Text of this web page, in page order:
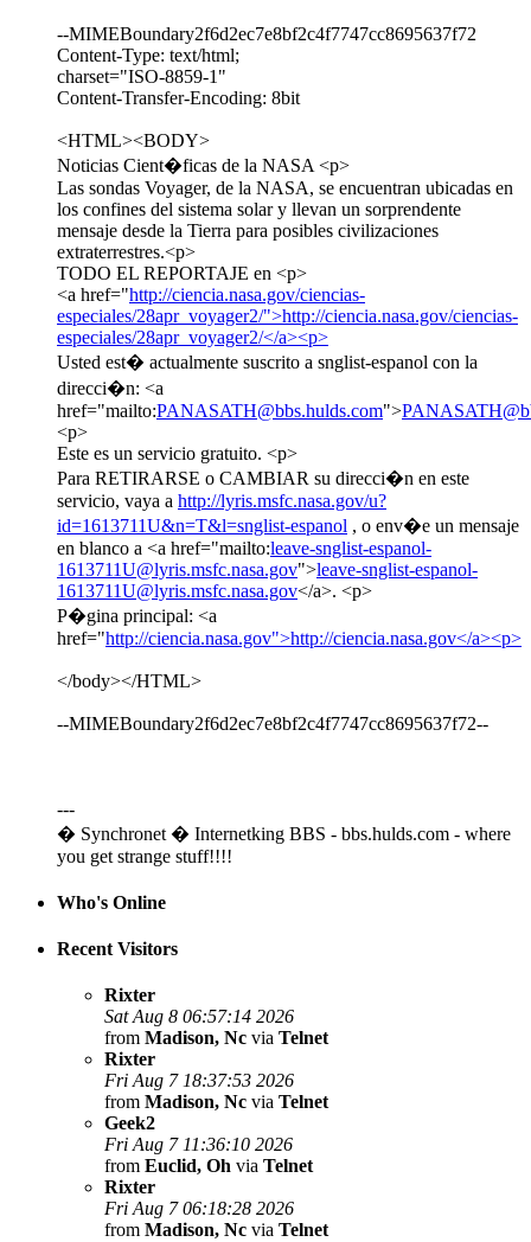
--MIMEBoundary2f6d2ec7e8bf2c4f7747cc8695637f72
Content-Type: text/html;
charset="ISO-8859-1"
Content-Transfer-Encoding: 8bit
<HTML><BODY>
Noticias Cient�ficas de la NASA <p>
Las sondas Voyager, de la NASA, se encuentran ubicadas en
los confines del sistema solar y llevan un sorprendente
mensaje desde la Tierra para posibles civilizaciones
extraterrestres.<p>
TODO EL REPORTAJE en <p>
<a href="http://ciencia.nasa.gov/ciencias-
especiales/28apr_voyager2/">http://ciencia.nasa.gov/ciencias-
especiales/28apr_voyager2/</a><p>
Usted est� actualmente suscrito a snglist-espanol con la
direcci�n: <a
href="mailto:PANASATH@bbs.hulds.com">
<p>
Este es un servicio gratuito. <p>
Para RETIRARSE o CAMBIAR su direcci�n en este
servicio, vaya a http://lyris.msfc.nasa.gov/u?
id=1613711U&n=T&l=snglist-espanol , o env�e un mensaje
en blanco a <a href="mailto:leave-snglist-espanol-
1613711U@lyris.msfc.nasa.gov">leave-snglist-espanol-
1613711U@lyris.msfc.nasa.gov</a>. <p>
P�gina principal: <a
href="http://ciencia.nasa.gov">http://ciencia.nasa.gov</a><p>
</body></HTML>
--MIMEBoundary2f6d2ec7e8bf2c4f7747cc8695637f72--
---
� Synchronet � Internetking BBS - bbs.hulds.com - where
you get strange stuff!!!!
Who's Online
Recent Visitors
Rixter
Sat Aug 8 06:57:14 2026
from Madison, Nc via Telnet
Rixter
Fri Aug 7 18:37:53 2026
from Madison, Nc via Telnet
Geek2
Fri Aug 7 11:36:10 2026
from Euclid, Oh via Telnet
Rixter
Fri Aug 7 06:18:28 2026
from Madison, Nc via Telnet